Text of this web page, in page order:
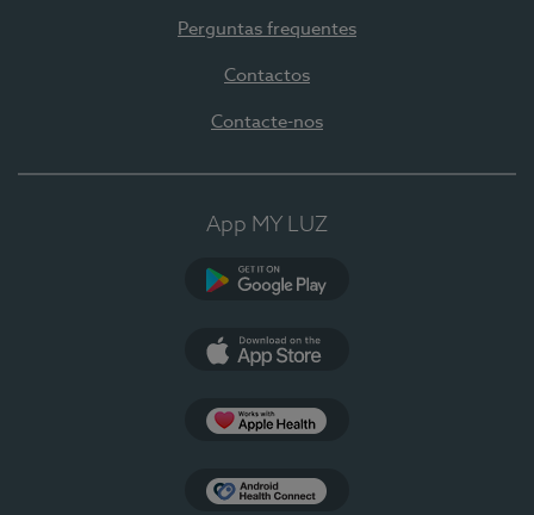
Perguntas frequentes
Contactos
Contacte-nos
App MY LUZ